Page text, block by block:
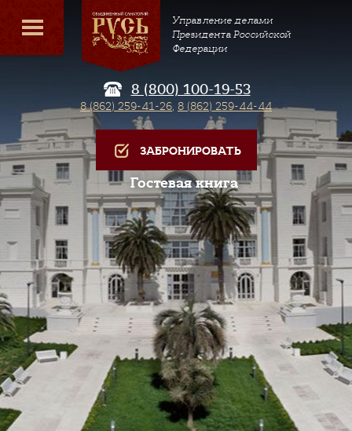
Управление делами
Президента Российской
Федерации
8 (800) 100-19-53
8 (862) 259-41-26, 8 (862) 259-44-44
ЗАБРОНИРОВАТЬ
Гостевая книга